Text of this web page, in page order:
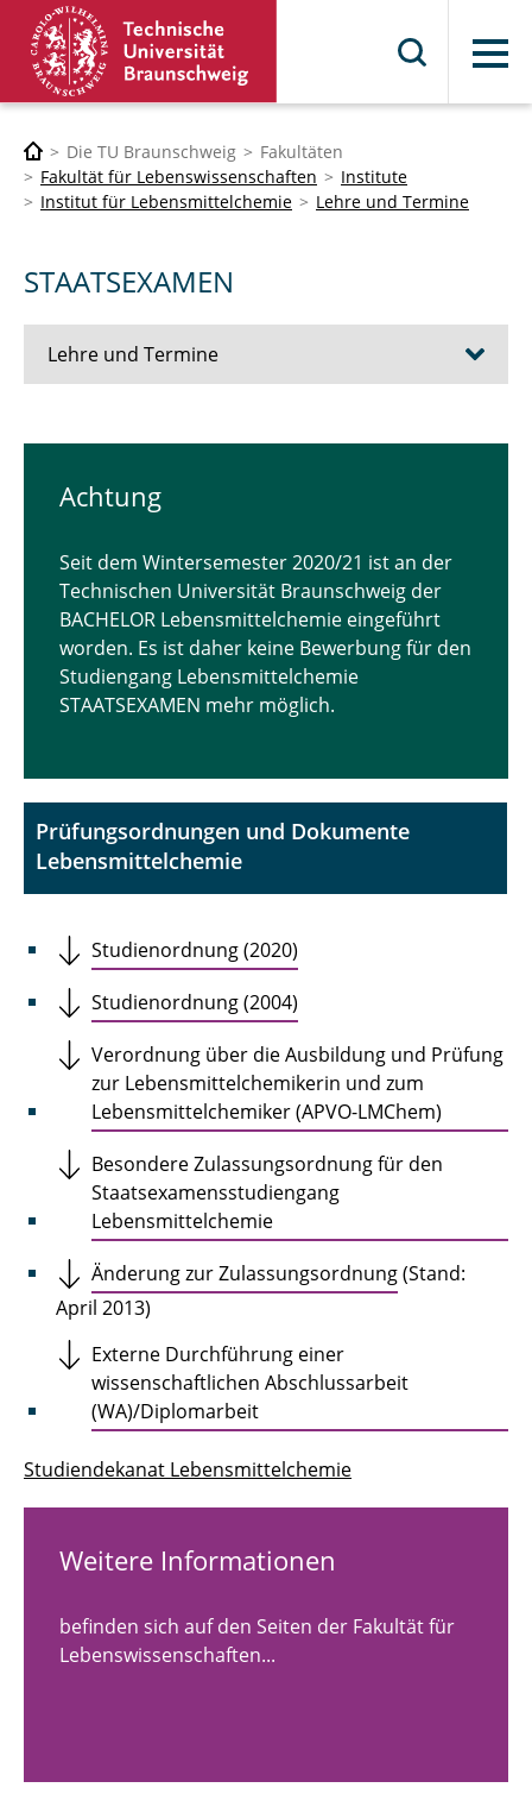
Menü
Die TU Braunschweig
Fakultäten
Fakultät für Lebenswissenschaften
Institute
Institut für Lebensmittelchemie
Lehre und Termine
STAATSEXAMEN
Lehre und Termine
BACHELOR & MASTER
PROMOTION
Dozentinnen und Dozenten
Arbeitssicherheit und Gute wissenschaftliche
Achtung
Seit dem Wintersemester 2020/21 ist an der
Technischen Universität Braunschweig der
BACHELOR Lebensmittelchemie eingeführt
worden. Es ist daher keine Bewerbung für den
Studiengang Lebensmittelchemie
STAATSEXAMEN mehr möglich.
Prüfungsordnungen und Dokumente
Lebensmittelchemie
Studienordnung (2020)
Studienordnung (2004)
Verordnung über die Ausbildung und Prüfung
zur Lebensmittelchemikerin und zum
Lebensmittelchemiker (APVO-LMChem)
Besondere Zulassungsordnung für den
Staatsexamensstudiengang
Lebensmittelchemie
Änderung zur Zulassungsordnung(Stand:
April 2013)
Externe Durchführung einer
wissenschaftlichen Abschlussarbeit
(WA)/Diplomarbeit
Studiendekanat Lebensmittelchemie
Weitere Informationen
befinden sich auf den Seiten der Fakultät für
Lebenswissenschaften...